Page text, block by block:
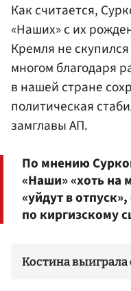
Как считается,
«Наших» с их
Кремля не
многом благодаря
в нашей стране
политическая
замглавы АП.
По мнению
«Наши» «хоть на
«уйдут в
по киргизскому
Костина